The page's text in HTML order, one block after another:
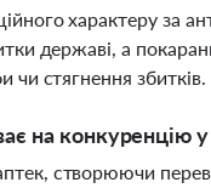
характеру за
державі, а
чи стягнення збитків.
на конкуренцію у
створюючи